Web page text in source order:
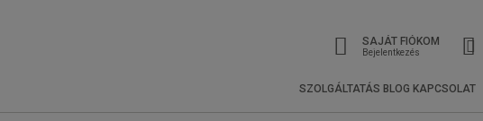
SAJÁT FIÓKOM
Bejelentkezés
SZOLGÁLTATÁS BLOG KAPCSOLAT